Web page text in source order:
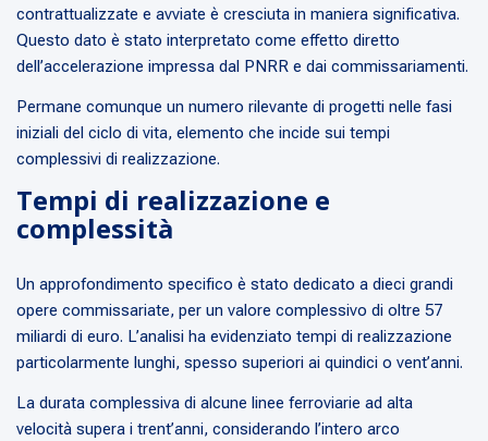
contrattualizzate e avviate è cresciuta in maniera significativa.
Questo dato è stato interpretato come effetto diretto
dell’accelerazione impressa dal PNRR e dai commissariamenti.
Permane comunque un numero rilevante di progetti nelle fasi
iniziali del ciclo di vita, elemento che incide sui tempi
complessivi di realizzazione.
Tempi di realizzazione e
complessità
Un approfondimento specifico è stato dedicato a dieci grandi
opere commissariate, per un valore complessivo di oltre 57
miliardi di euro. L’analisi ha evidenziato tempi di realizzazione
particolarmente lunghi, spesso superiori ai quindici o vent’anni.
La durata complessiva di alcune linee ferroviarie ad alta
velocità supera i trent’anni, considerando l’intero arco